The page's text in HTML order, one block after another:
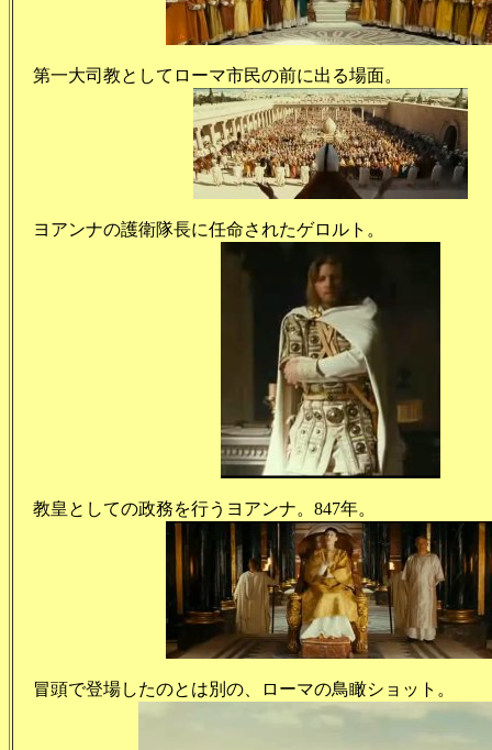
第一大司教としてローマ市民の前に出る場面。
ヨアンナの護衛隊長に任命されたゲロルト。
教皇としての政務を行うヨアンナ。847年。
冒頭で登場したのとは別の、ローマの鳥瞰ショット。